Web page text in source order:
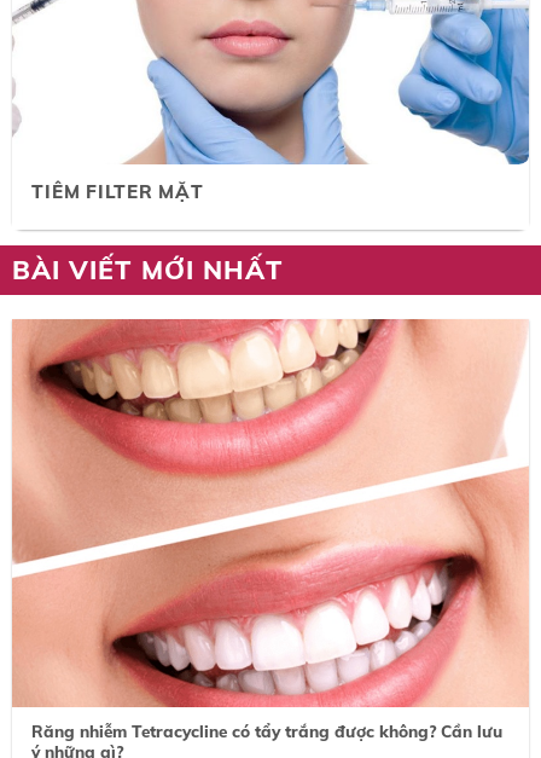
TIÊM FILTER MẶT
BÀI VIẾT MỚI NHẤT
Răng nhiễm Tetracycline có tẩy trắng được không? Cần lưu
ý những gì?